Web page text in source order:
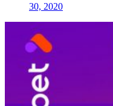
30, 2020